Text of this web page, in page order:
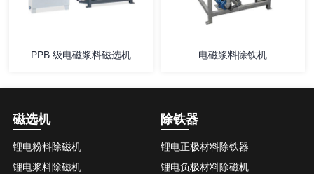
详情
PPB 级电磁浆料磁选机
详情
电磁浆料除铁机
磁选机
锂电粉料除磁机
锂电浆料除磁机
除铁器
锂电正极材料除铁器
锂电负极材料除磁机